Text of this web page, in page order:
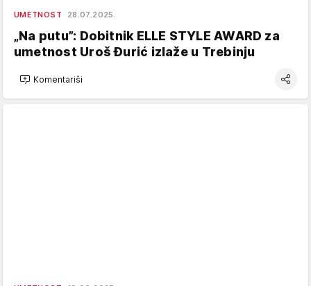
UMETNOST 28.07.2025.
„Na putu”: Dobitnik ELLE STYLE AWARD za
umetnost Uroš Đurić izlaže u Trebinju
Komentariši